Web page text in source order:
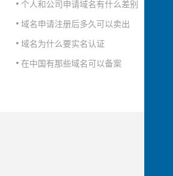
个人和公司申请域名有什么差别
域名申请注册后多久可以卖出
域名为什么要实名认证
在中国有那些域名可以备案